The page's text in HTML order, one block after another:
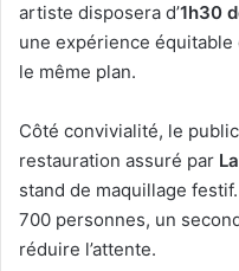
artiste disposera d’1h30
une expérience
le même plan.
Côté convivialité, le
restauration assuré par
stand de maquillage
700 personnes, un
réduire l’attente.